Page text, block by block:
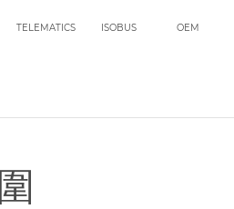
TELEMATICS ISOBUS OEM